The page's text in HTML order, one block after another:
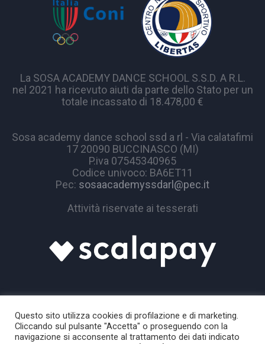
La SOSA ACADEMY DANCE SCHOOL S.S.D. A R.L.
nel 2021 ha ricevuto aiuti da parte dello Stato per un
totale incassato di 18.478,00 €
Sosa academy dance school ssd a rl - Via calatafimi
17 20090 BUCCINASCO (MI)
P.iva 07545340965
Codice univoco: BA6ET11
Pec: sosaacademyssdarl@pec.it
Attività riservate ai tesserati
Questo sito utilizza cookies di profilazione e di marketing.
Cliccando sul pulsante "Accetta" o proseguendo con la
navigazione si acconsente al trattamento dei dati indicato